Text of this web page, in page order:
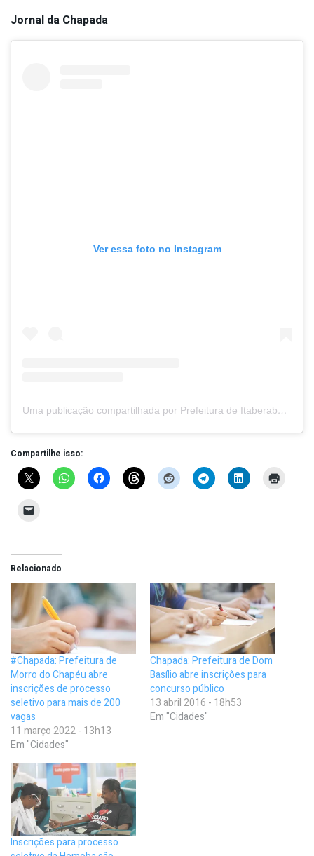
Jornal da Chapada
Ver essa foto no Instagram
Uma publicação compartilhada por Prefeitura de Itaberaba (@prefeituradeitaberaba)
Compartilhe isso:
Relacionado
#Chapada: Prefeitura de
Morro do Chapéu abre
inscrições de processo
seletivo para mais de 200
vagas
11 março 2022 - 13h13
Em "Cidades"
Chapada: Prefeitura de Dom
Basílio abre inscrições para
concurso público
13 abril 2016 - 18h53
Em "Cidades"
Inscrições para processo